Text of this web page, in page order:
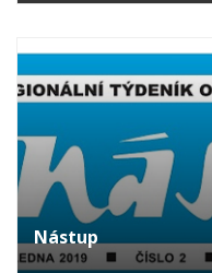
Nástup